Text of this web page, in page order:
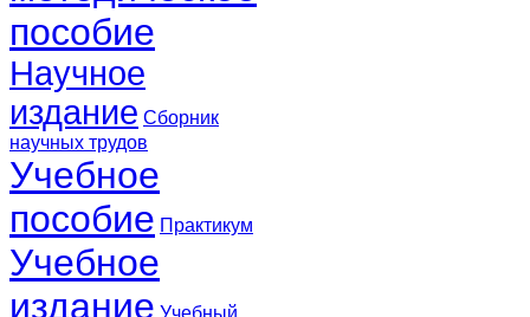
пособие
Научное
издание Сборник
научных трудов
Учебное
пособие Практикум
Учебное
издание Учебный